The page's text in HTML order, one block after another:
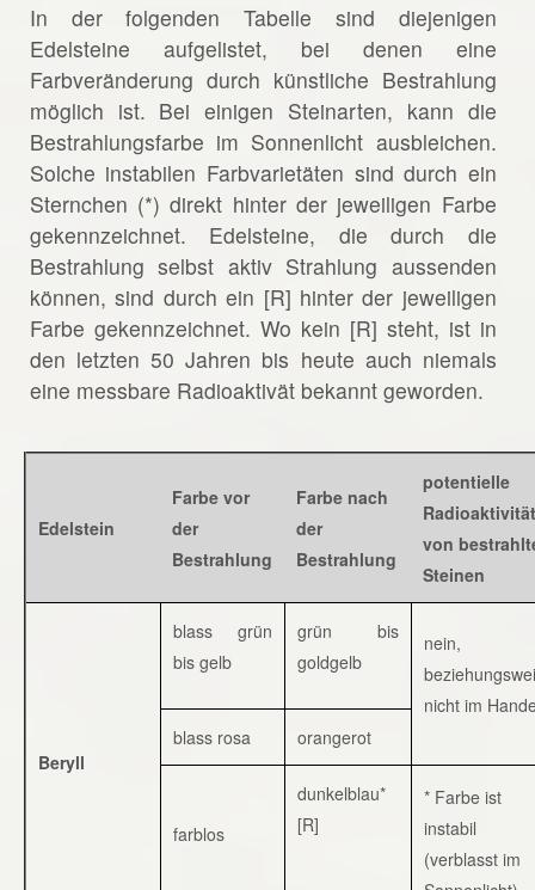
In der folgenden Tabelle sind diejenigen
Edelsteine aufgelistet, bei denen eine
Farbveränderung durch künstliche Bestrahlung
möglich ist. Bei einigen Steinarten, kann die
Bestrahlungsfarbe im Sonnenlicht ausbleichen.
Solche instabilen Farbvarietäten sind durch ein
Sternchen (*) direkt hinter der jeweiligen Farbe
gekennzeichnet. Edelsteine, die durch die
Bestrahlung selbst aktiv Strahlung aussenden
können, sind durch ein [R] hinter der jeweiligen
Farbe gekennzeichnet. Wo kein [R] steht, ist in
den letzten 50 Jahren bis heute auch niemals
eine messbare Radioaktivät bekannt geworden.
Edelstein
Farbe vor
der
Bestrahlung
Farbe nach
der
Bestrahlung
potentielle
Radioaktivität
von
Steinen
Beryll
blass grün
bis gelb
grün bis
goldgelb
nein,
nicht im
blass rosa
orangerot
farblos
dunkelblau*
[R]
* Farbe ist
instabil
(verblasst im